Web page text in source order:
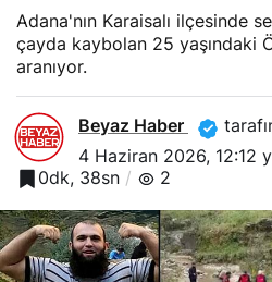
Adana'nın Karaisalı ilçesinde
çayda kaybolan 25 yaşındaki
aranıyor.
Beyaz Haber
4 Haziran 2026, 12:12
0dk, 38sn
2